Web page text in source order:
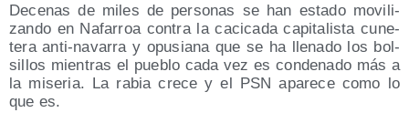
Dece­nas de miles de per­so­nas se han esta­do movi­li­
zan­do en Nafa­rroa con­tra la caci­ca­da capi­ta­lis­ta cune­
te­ra anti-nava­rra y opu­sia­na que se ha lle­na­do los bol­
si­llos mien­tras el pue­blo cada vez es con­de­na­do más a
la mise­ria. La rabia cre­ce y el PSN apa­re­ce como lo
que es.